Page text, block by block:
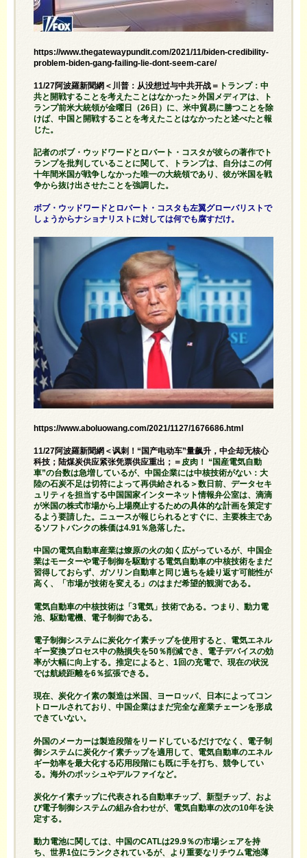
https://www.thegatewaypundit.com/2021/11/biden-credibility-
problem-biden-gang-failing-lie-dont-seem-care/
11/27阿波羅新聞網＜川普：从没想过与中共开战＝ トランプ：中
共と開戦することを考えたことはなかった＞外国メディアは、ト
ランプ前米大統領が金曜日（26日）に、米中貿易に勝つことを除
けば、中国と開戦することを考えたことはなかったと述べたと報
じた。
記者のボブ・ウッドワードとロバート・コスタが彼らの著作でト
ランプを批判していることに関して、トランプは、自分はこの何
十年間米国が戦争しなかった唯一の大統領であり、彼が米国を戦
争から抜け出させたことを強調した。
ボブ・ウッドワードとロバート・コスタも左翼グローバリストで
しょうからナショナリストに対しては何でも腐すだけ。
https://www.aboluowang.com/2021/1127/1676686.html
11/27阿波羅新聞網＜讽刺！“国产电动车”量飙升，中企却无核心
科技；陆煤炭供应紧张凭票供应重出；＝ 皮肉！ “国産電気自動
車”の台数は急増しているが、中国企業には中核技術がない：大
陸の石炭不足は切符によって再供給される＞数日前、データセキ
ュリティを担当する中国国家インターネット情報弁公室は、滴滴
が米国の株式市場から上場廃止するための具体的な計画を策定す
るよう要請した。ニュースが報じられるとすぐに、主要株主であ
るソフトバンクの株価は4.91％急落した。
中国の電気自動車産業は燎原の火の如く広がっているが、中国企
業はモーターや電子制御を駆動する電気自動車の中核技術をまだ
習得しておらず、ガソリン自動車と同じ過ちを繰り返す可能性が
高く、「市場が技術を変える」のはまだ希望的観測である。
電気自動車の中核技術は「3電気」技術である。つまり、動力電
池、駆動電機、電子制御である。
電子制御システムに炭化ケイ素チップを使用すると、電気エネル
ギー変換プロセス中の熱損失を50％削減でき、電子デバイスの効
率が大幅に向上する。推定によると、1回の充電で、現在の状況
では航続距離を6％拡張できる。
現在、炭化ケイ素の製造は米国、ヨーロッパ、日本によってコン
トロールされており、中国企業はまだ完全な産業チェーンを形成
できていない。
外国のメーカーは製造段階をリードしているだけでなく、電子制
御システムに炭化ケイ素チップを適用して、電気自動車のエネル
ギー効率を最大化する応用段階にも既に手を打ち、競争してい
る。海外のボッシュやデルファイなど。
炭化ケイ素チップに代表される自動車チップ、新型チップ、およ
び電子制御システムの組み合わせが、電気自動車の次の10年を決
定する。
動力電池に関しては、中国のCATLは29.9％の市場シェアを持
ち、世界1位にランクされているが、より重要なリチウム電池薄